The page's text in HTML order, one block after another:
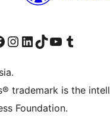
al Mastodon
de Threads
la nostra pàgina al Facebook
Visiteu el nostre compte d'Instagram
Visiteu el nostre compte de LinkedIn
Visiteu el nostre compte de TikTok
Visiteu el nostre canal al YouTube
Visiteu el nostre compte de Tumblr
trademark is the
Foundation.